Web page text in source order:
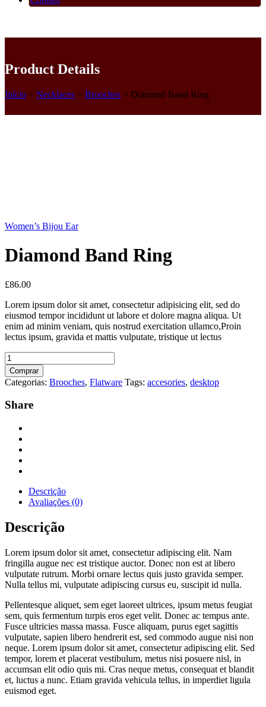
Product Details
Início > Necklaces‎ > Brooches‎ > Diamond Band Ring
Women’s Bijou Ear
Diamond Band Ring
£86.00
Lorem ipsum dolor sit amet, consectetur adipisicing elit, sed do
eiusmod tempor incididunt ut labore et dolore magna aliqua. Ut
enim ad minim veniam, quis nostrud exercitation ullamco,Proin
lectus ipsum, gravida et mattis vulputate, tristique ut lectus
Diamond
Band
Ring
quantidade
Comprar
Categorias: Brooches‎, Flatware Tags: accesories, desktop
Share
Descrição
Avaliações (0)
Descrição
Lorem ipsum dolor sit amet, consectetur adipiscing elit. Nam
fringilla augue nec est tristique auctor. Donec non est at libero
vulputate rutrum. Morbi ornare lectus quis justo gravida semper.
Nulla tellus mi, vulputate adipiscing cursus eu, suscipit id nulla.
Pellentesque aliquet, sem eget laoreet ultrices, ipsum metus feugiat
sem, quis fermentum turpis eros eget velit. Donec ac tempus ante.
Fusce ultricies massa massa. Fusce aliquam, purus eget sagittis
vulputate, sapien libero hendrerit est, sed commodo augue nisi non
neque. Lorem ipsum dolor sit amet, consectetur adipiscing elit. Sed
tempor, lorem et placerat vestibulum, metus nisi posuere nisl, in
accumsan elit odio quis mi. Cras neque metus, consequat et blandit
et, luctus a nunc. Etiam gravida vehicula tellus, in imperdiet ligula
euismod eget.